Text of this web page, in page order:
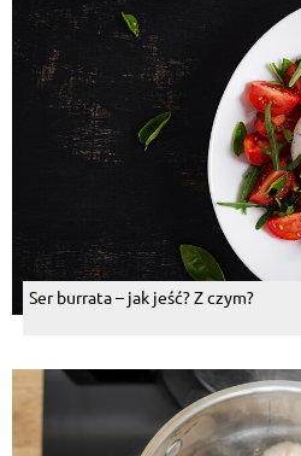
Ser burrata – jak jeść? Z czym?